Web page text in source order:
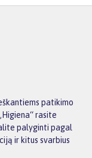
patikimo
rasite
palyginti pagal
ir kitus svarbius